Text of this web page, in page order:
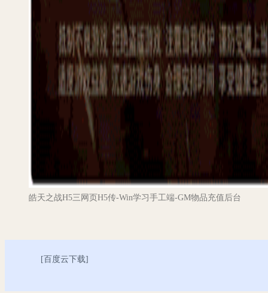
皓天之战H5三网页H5传-Win学习手工端-GM物品充值后台
[ 百度云下载]